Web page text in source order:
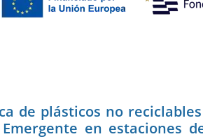
de plásticos no
en estaciones